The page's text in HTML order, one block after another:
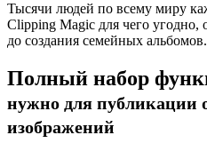
Тысячи людей по всему миру
Clipping Magic для чего угодно,
до создания семейных
Полный набор
нужно для публикации
изображений